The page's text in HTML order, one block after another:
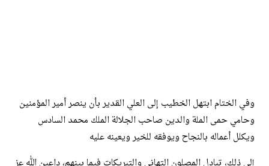
وفي الختام ابتهل الخطيب إلى العلي القدير بأن ينصر أمير المؤمنين
وحامي حمى الملة والدين صاحب الجلالة الملك محمد السادس
ويكلل أعماله بالنجاح ويوفقه للخير ويعينه عليه